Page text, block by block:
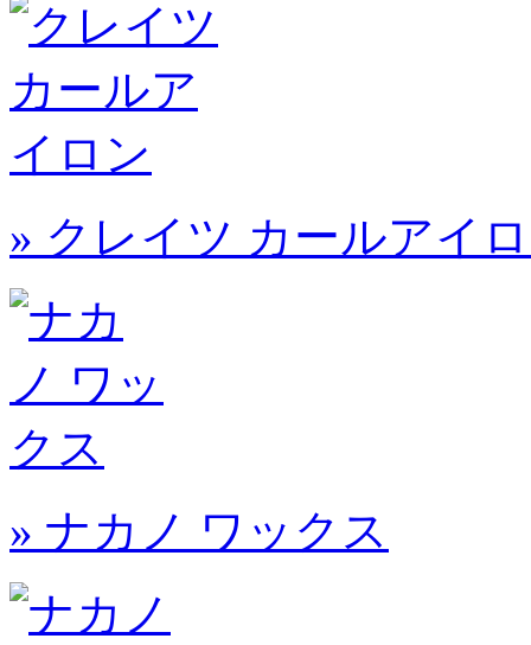
» クレイツ カールアイ
» ナカノ ワックス